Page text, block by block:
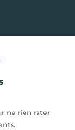
ne rien rater